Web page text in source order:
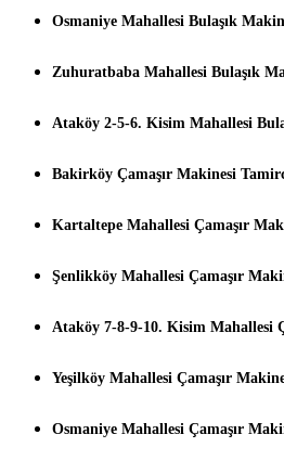
Osmaniye Mahallesi Bulaşık
Zuhuratbaba Mahallesi Bulaşık
Ataköy 2-5-6. Kisim Mahallesi
Bakirköy Çamaşır Makinesi
Kartaltepe Mahallesi Çamaşır
Şenlikköy Mahallesi Çamaşır
Ataköy 7-8-9-10. Kisim Mahallesi
Yeşilköy Mahallesi Çamaşır
Osmaniye Mahallesi Çamaşır